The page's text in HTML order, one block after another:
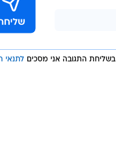
בשליחת התגובה אני מסכים לתנאי